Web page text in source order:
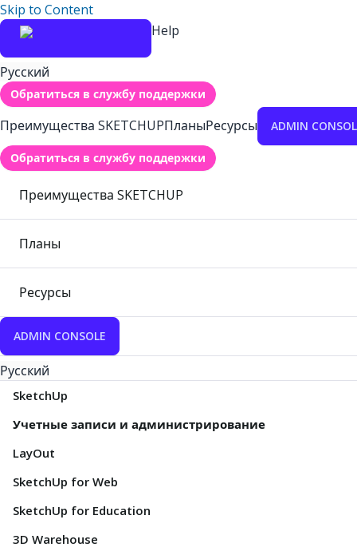
Skip to Content
Help
Русский
Обратиться в службу поддержки
Преимущества SKETCHUPПланыРесурсы ADMIN
Обратиться в службу поддержки
Преимущества SKETCHUP
Планы
Ресурсы
ADMIN CONSOLE
Русский
SketchUp
Учетные записи и администрирование
LayOut
SketchUp for Web
SketchUp for Education
3D Warehouse